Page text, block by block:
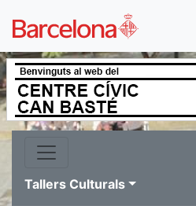
Tallers Culturals